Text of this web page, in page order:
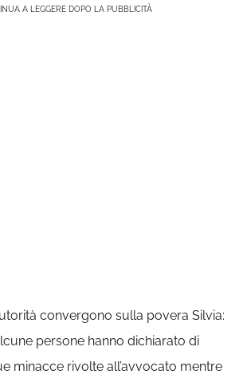
A LEGGERE DOPO LA PUBBLICITÀ
convergono sulla povera Silvia:
persone hanno dichiarato di
minacce rivolte all’avvocato mentre